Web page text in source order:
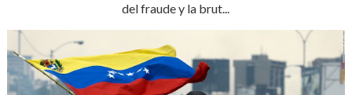
del fraude y la brut...